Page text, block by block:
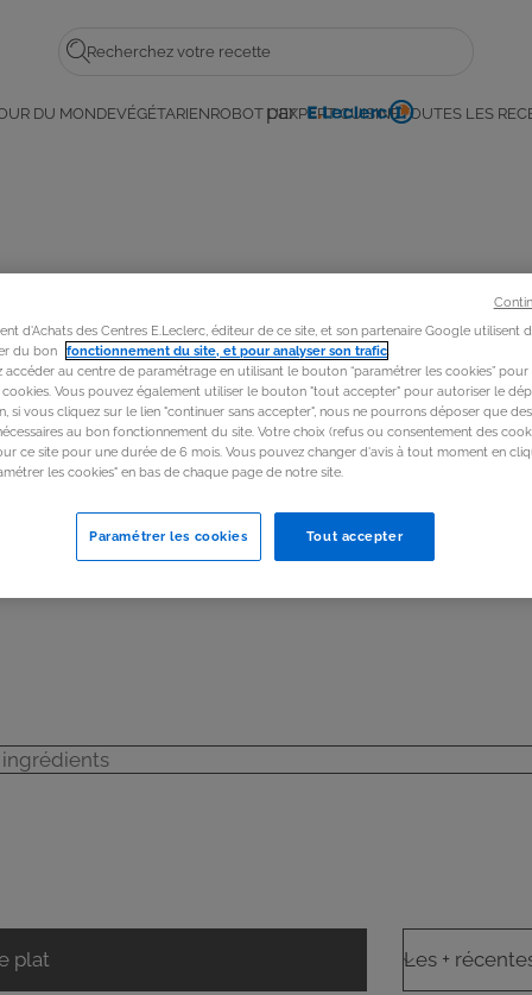
Rechercher
par
E.
DU MONDEVÉGÉTARIENROBOT L'EXPERT CUISINETOUTES LES
d'Achats des Centres E.Leclerc, éditeur de ce site, et son partenaire Google utilisent
du bon fonctionnement du site, et pour analyser son trafic.
accéder au centre de paramétrage en utilisant le bouton “paramétrer les cookies”
cookies. Vous pouvez également utiliser le bouton "tout accepter" pour autoriser le
si vous cliquez sur le lien "continuer sans accepter", nous ne pourrons déposer que
au bon fonctionnement du site. Votre choix (refus ou consentement des
ce site pour une durée de 6 mois. Vous pouvez changer d'avis à tout moment en
les cookies" en bas de chaque page de notre site.
Tout accepter
Paramétrer les cookies